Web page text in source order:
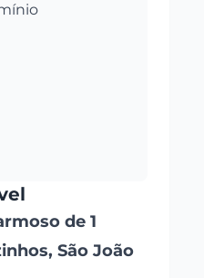
de 1
São João